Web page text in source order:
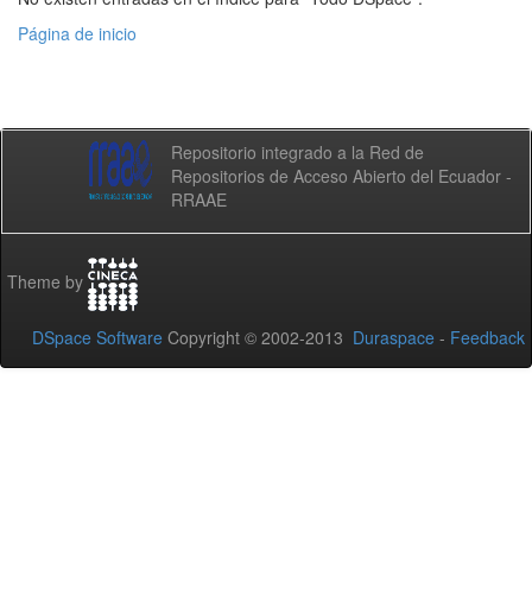
Página de inicio
Repositorio integrado a la Red de
Repositorios de Acceso Abierto del Ecuador -
RRAAE
Theme by
DSpace Software Copyright © 2002-2013 Duraspace - Feedback